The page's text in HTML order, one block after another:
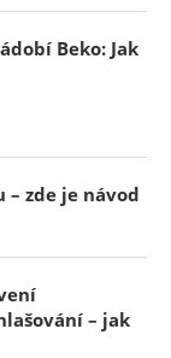
Beko: Jak
– zde je návod
– jak